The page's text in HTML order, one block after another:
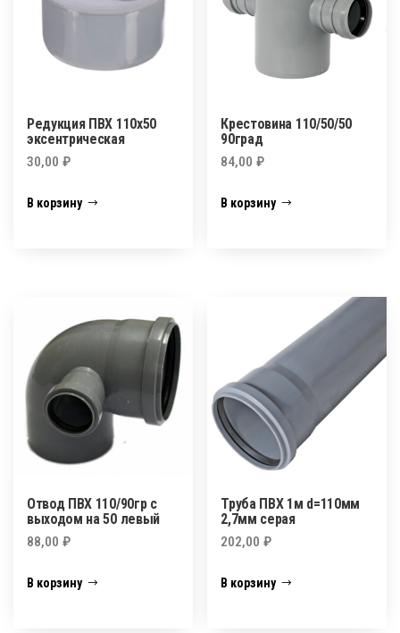
Редукция ПВХ 110х50
эксентрическая
30,00 ₽
В корзину
Крестовина 110/50/50
90град
84,00₽
В корзину
Отвод ПВХ 110/90гр с
выходом на 50 левый
88,00 ₽
В корзину
Труба ПВХ 1м d=110мм
2,7мм серая
202,00₽
В корзину